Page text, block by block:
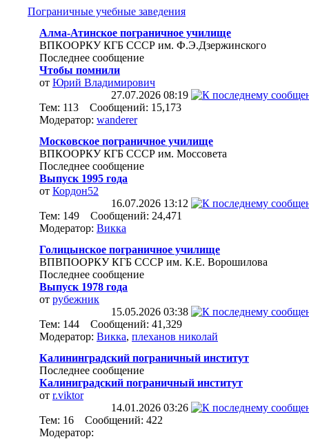
Пограничные учебные заведения
Алма-Атинское пограничное училище
ВПКООРКУ КГБ СССР им. Ф.Э.Дзержинского
Последнее сообщение
Чтобы помнили
от Юрий Владимирович
27.07.2026 08:19
Тем: 113 Сообщений: 15,173
Модератор: wanderer
Московское пограничное училище
ВПКООРКУ КГБ СССР им. Моссовета
Последнее сообщение
Выпуск 1995 года
от Кордон52
16.07.2026 13:12
Тем: 149 Сообщений: 24,471
Модератор: Викка
Голицынское пограничное училище
ВПВПООРКУ КГБ СССР им. К.Е. Ворошилова
Последнее сообщение
Выпуск 1978 года
от рубежник
15.05.2026 03:38
Тем: 144 Сообщений: 41,329
Модератор: Викка, плеханов николай
Калининградский пограничный институт
Последнее сообщение
Калиниградский пограничный институт
от r.viktor
14.01.2026 03:26
Тем: 16 Сообщений: 422
Модератор: